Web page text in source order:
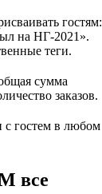
гостям:
на НГ-2021».
теги.
сумма
заказов.
гостем в любом
все